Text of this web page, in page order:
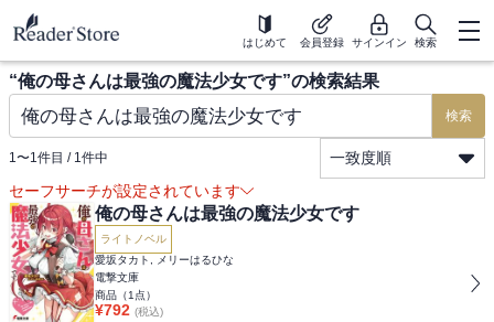
はじめて 会員登録 サインイン 検索
“俺の母さんは最強の魔法少女です”の検索結果
検索
1〜1件目 / 1件中
一致度順
セーフサーチが設定されています
俺の母さんは最強の魔法少女です
ライトノベル
愛坂タカト, メリーはるひな
電撃文庫
商品（1 点）
¥792 (税込)